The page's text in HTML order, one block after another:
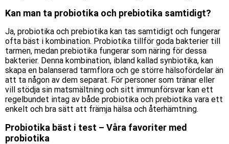
Kan man ta probiotika och prebiotika samtidigt?
Ja, probiotika och prebiotika kan tas samtidigt och fungerar
ofta bäst i kombination. Probiotika tillför goda bakterier till
tarmen, medan prebiotika fungerar som näring för dessa
bakterier. Denna kombination, ibland kallad synbiotika, kan
skapa en balanserad tarmflora och ge större hälsofördelar än
att ta någon av dem separat. För personer som tränar eller
vill stödja sin matsmältning och sitt immunförsvar kan ett
regelbundet intag av både probiotika och prebiotika vara ett
enkelt och bra sätt att främja hälsa och återhämtning.
Probiotika bäst i test – Våra favoriter med
probiotika